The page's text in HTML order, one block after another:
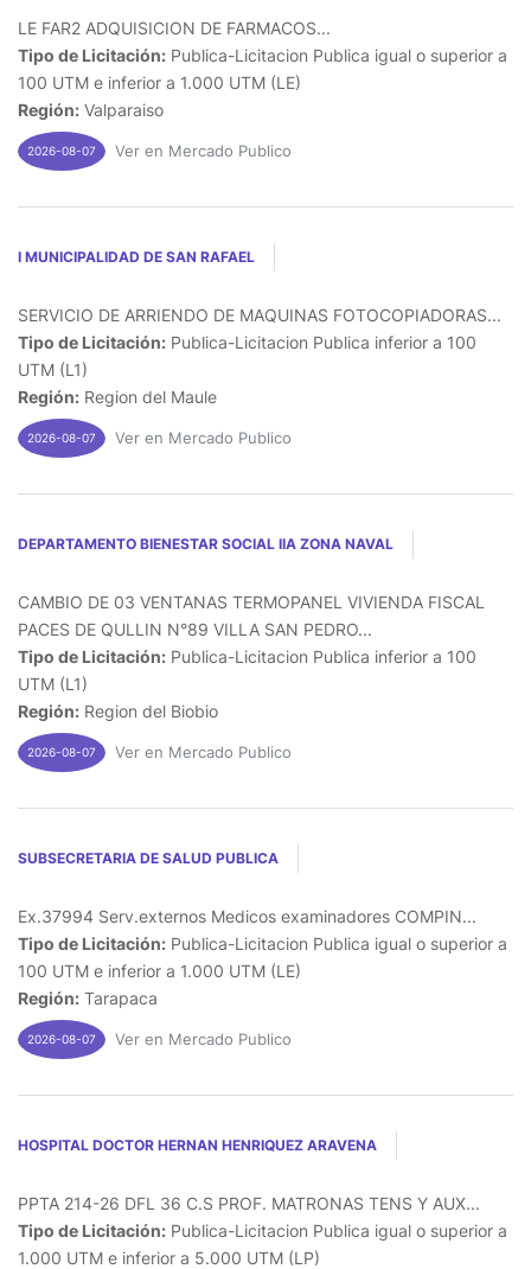
LE FAR2 ADQUISICION DE FARMACOS...
Tipo de Licitación: Publica-Licitacion Publica igual o superior a
100 UTM e inferior a 1.000 UTM (LE)
Región: Valparaiso
2026-08-07 Ver en Mercado Publico
I MUNICIPALIDAD DE SAN RAFAEL
SERVICIO DE ARRIENDO DE MAQUINAS FOTOCOPIADORAS...
Tipo de Licitación: Publica-Licitacion Publica inferior a 100
UTM (L1)
Región: Region del Maule
2026-08-07 Ver en Mercado Publico
DEPARTAMENTO BIENESTAR SOCIAL IIA ZONA NAVAL
CAMBIO DE 03 VENTANAS TERMOPANEL VIVIENDA FISCAL
PACES DE QULLIN N°89 VILLA SAN PEDRO...
Tipo de Licitación: Publica-Licitacion Publica inferior a 100
UTM (L1)
Región: Region del Biobio
2026-08-07 Ver en Mercado Publico
SUBSECRETARIA DE SALUD PUBLICA
Ex.37994 Serv.externos Medicos examinadores COMPIN...
Tipo de Licitación: Publica-Licitacion Publica igual o superior a
100 UTM e inferior a 1.000 UTM (LE)
Región: Tarapaca
2026-08-07 Ver en Mercado Publico
HOSPITAL DOCTOR HERNAN HENRIQUEZ ARAVENA
PPTA 214-26 DFL 36 C.S PROF. MATRONAS TENS Y AUX...
Tipo de Licitación: Publica-Licitacion Publica igual o superior a
1.000 UTM e inferior a 5.000 UTM (LP)